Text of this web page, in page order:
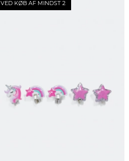
VED KØB AF MINDST 2